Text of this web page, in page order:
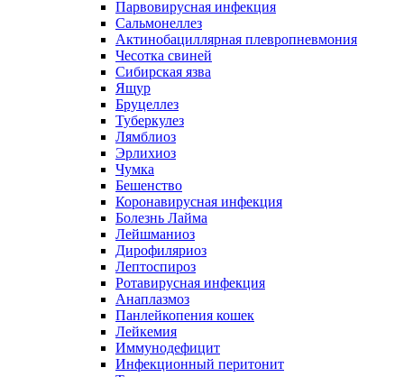
Парвовирусная инфекция
Сальмонеллез
Актинобациллярная плевропневмония
Чесотка свиней
Сибирская язва
Ящур
Бруцеллез
Туберкулез
Лямблиоз
Эрлихиоз
Чумка
Бешенство
Коронавирусная инфекция
Болезнь Лайма
Лейшманиоз
Дирофиляриоз
Лептоспироз
Ротавирусная инфекция
Анаплазмоз
Панлейкопения кошек
Лейкемия
Иммунодефицит
Инфекционный перитонит